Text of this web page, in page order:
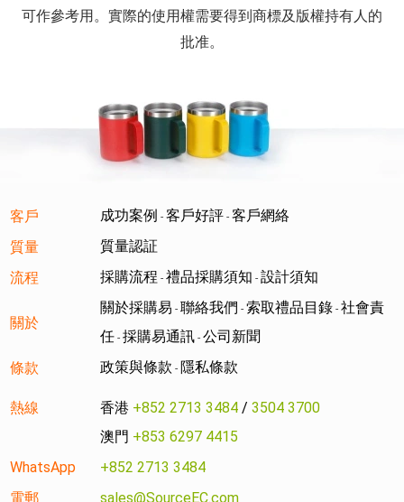
可作參考用。實際的使用權需要得到商標及版權持有人的
批准。
客戶 成功案例 - 客戶好評 - 客戶網絡
質量
質量認証
流程
採購流程 - 禮品採購須知 - 設計須知
關於
關於採購易 - 聯絡我們 - 索取禮品目錄 - 社會責
任 - 採購易通訊 - 公司新聞
條款
政策與條款 - 隱私條款
熱線 香港 +852 2713 3484 / 3504 3700
澳門 +853 6297 4415
WhatsApp
+852 2713 3484
電郵
sales@SourceEC.com